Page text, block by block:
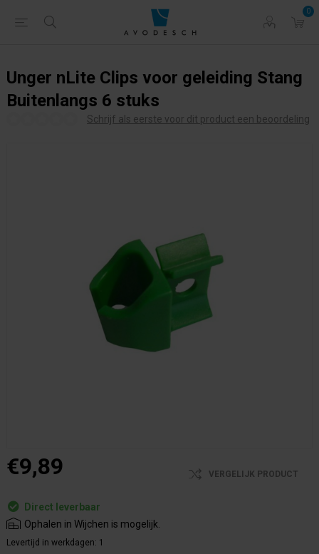
0
Unger nLite Clips voor geleiding Stang
Buitenlangs 6 stuks
Schrijf als eerste voor dit product een beoordeling
€9,89 VERGELIJK PRODUCT
Direct leverbaar
Ophalen in Wijchen is mogelijk.
Levertijd in werkdagen: 1